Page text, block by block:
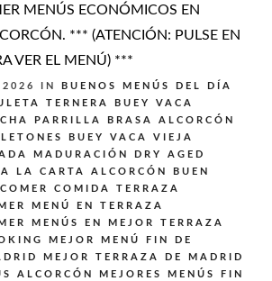
MENÚS ECONÓMICOS EN
*** (ATENCIÓN: PULSE EN
VER EL MENÚ) ***
2026 IN
BUENOS MENÚS DEL DÍA
TERNERA BUEY VACA
PARRILLA BRASA ALCORCÓN
BUEY VACA VIEJA
MADURACIÓN DRY AGED
LA CARTA ALCORCÓN BUEN
COMER COMIDA TERRAZA
MENÚ EN TERRAZA
MENÚS EN MEJOR TERRAZA
MEJOR MENÚ FIN DE
MEJOR TERRAZA DE MADRID
ALCORCÓN
MEJORES MENÚS FIN